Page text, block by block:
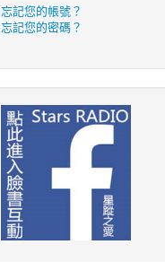
忘記您的帳號？
忘記您的密碼？